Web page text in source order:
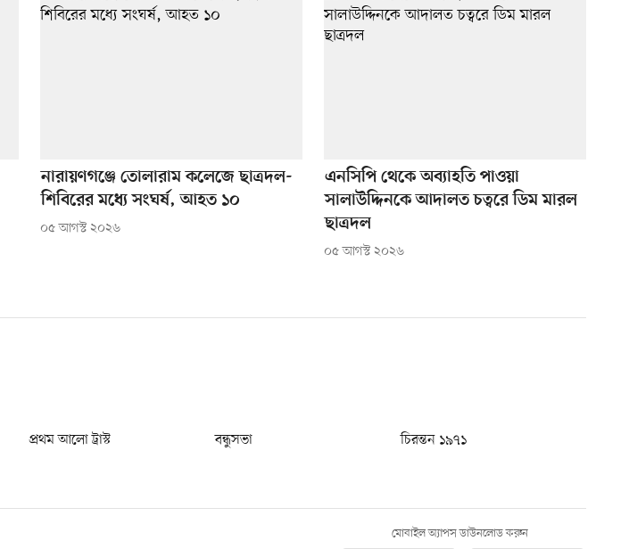
নারায়ণগঞ্জে তোলারাম কলেজে ছাত্রদল-
শিবিরের মধ্যে সংঘর্ষ, আহত ১০
০৫ আগস্ট ২০২৬
এনসিপি থেকে অব্যাহতি পাওয়া
সালাউদ্দিনকে আদালত চত্বরে ডিম মারল
ছাত্রদল
০৫ আগস্ট ২০২৬
প্রথম আলো ট্রাস্ট বন্ধুসভা
চিরন্তন ১৯৭১
মোবাইল অ্যাপস ডাউনলোড করুন